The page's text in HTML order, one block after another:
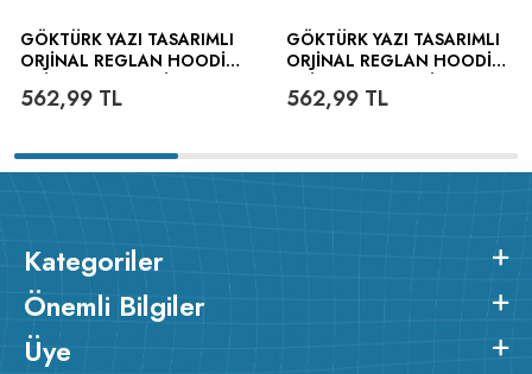
GÖKTÜRK YAZI TASARIMLI
ORJINAL REGLAN HOODIE
562,99 TL
GÖKTÜRK YAZI TASARIMLI
ORJINAL REGLAN HOODIE
562,99TL
Kategoriler
Önemli Bilgiler
Üye